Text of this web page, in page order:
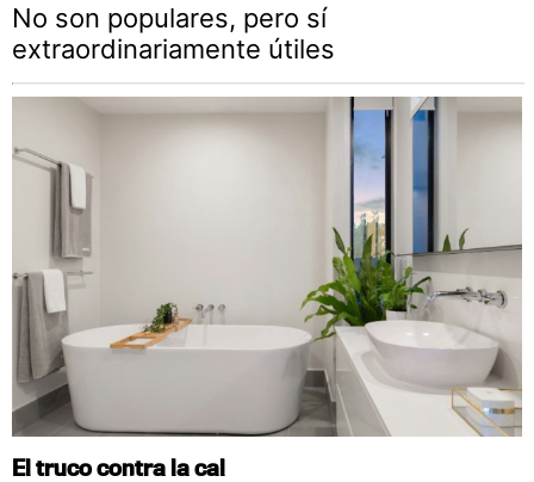
No son populares, pero sí
extraordinariamente útiles
El truco contra la cal